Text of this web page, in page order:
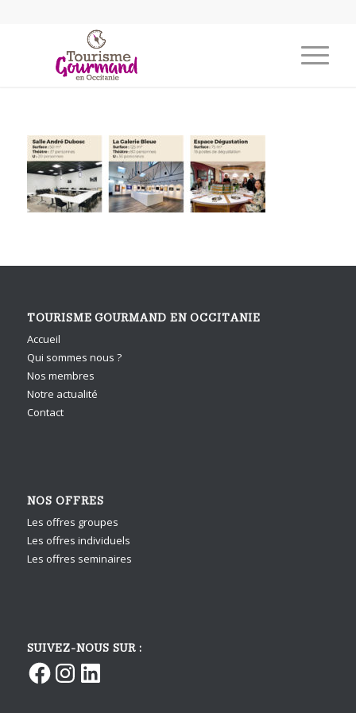
TOURISME GOURMAND EN OCCITANIE
Accueil
Qui sommes nous ?
Nos membres
Notre actualité
Contact
NOS OFFRES
Les offres groupes
Les offres individuels
Les offres seminaires
SUIVEZ-NOUS SUR :
FacebookInstagram
LinkedIn